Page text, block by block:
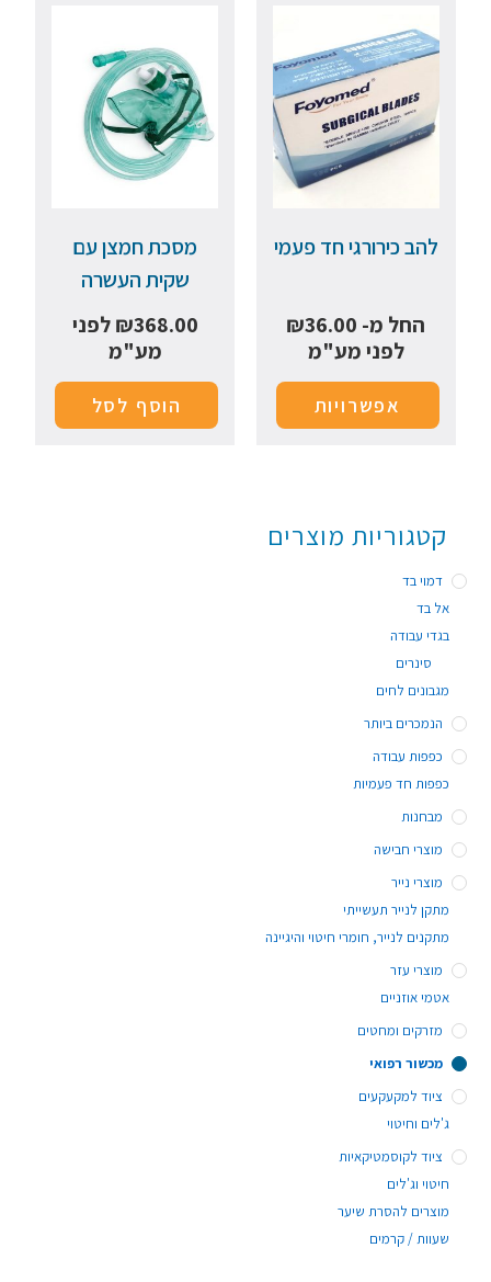
להב כירורגי חד פעמי
החל מ- ₪36.00
לפני מע"מ
אפשרויות
מסכת חמצן עם
שקית העשרה
₪368.00
לפני
מע"מ
הוסף לסל
קטגוריות מוצרים
דמוי בד
אל בד
בגדי עבודה
סינרים
מגבונים לחים
הנמכרים ביותר
כפפות עבודה
כפפות חד פעמיות
מבחנות
מוצרי חבישה
מוצרי נייר
מתקן לנייר תעשייתי
מתקנים לנייר, חומרי חיטוי והיגיינה
מוצרי עזר
אטמי אוזניים
מזרקים ומחטים
מכשור רפואי
ציוד למקעקעים
ג'לים וחיטוי
ציוד לקוסמטיקאיות
חיטוי וג'לים
מוצרים להסרת שיער
שעוות / קרמים